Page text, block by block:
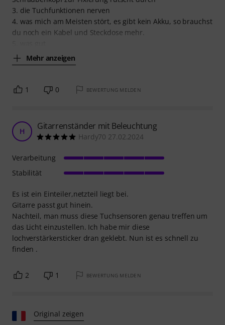
3. die Tuchfunktionen nerven
4. was mich am Meisten stört, es gibt kein Akku, so brauchst
du noch ein Kabel und Steckdose mehr.
Mehr anzeigen
1 0 BEWERTUNG MELDEN
H Gitarrenständer mit Beleuchtung
Hardy70 27.02.2024
Es ist ein Einteiler,netzteil liegt bei.
Gitarre passt gut hinein.
Nachteil, man muss diese Tuchsensoren genau treffen um
das Licht einzustellen. Ich habe mir diese
lochverstärkersticker dran geklebt. Nun ist es schnell zu
finden .
Verarbeitung
Stabilität
2 1 BEWERTUNG MELDEN
Original zeigen